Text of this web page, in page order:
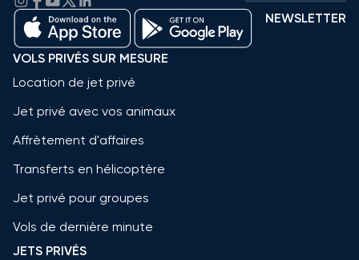
NEWSLETTER
VOLS PRIVÉS SUR MESURE
Location de jet privé
Jet privé avec vos animaux
Affrètement d'affaires
Transferts en hélicoptère
Jet privé pour groupes
Vols de dernière minute
JETS PRIVÉS